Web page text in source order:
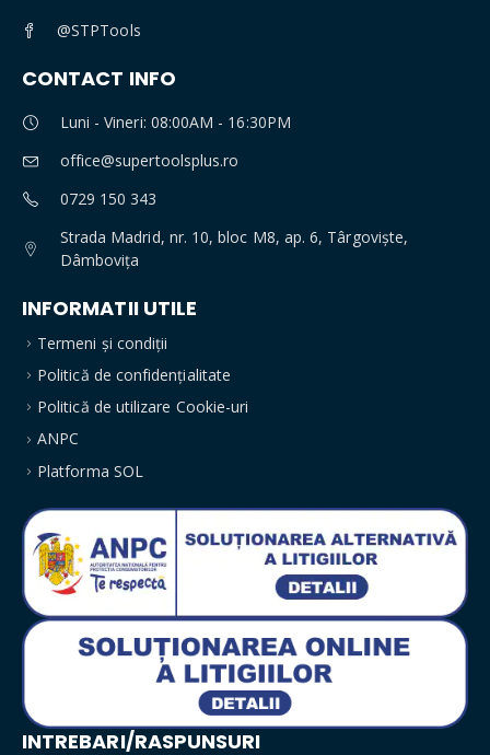
@STPTools
CONTACT INFO
Luni - Vineri: 08:00AM - 16:30PM
office@supertoolsplus.ro
0729 150 343
Strada Madrid, nr. 10, bloc M8, ap. 6, Târgoviște,
Dâmbovița
INFORMATII UTILE
Termeni și condiții
Politică de confidențialitate
Politică de utilizare Cookie-uri
ANPC
Platforma SOL
INTREBARI/RASPUNSURI